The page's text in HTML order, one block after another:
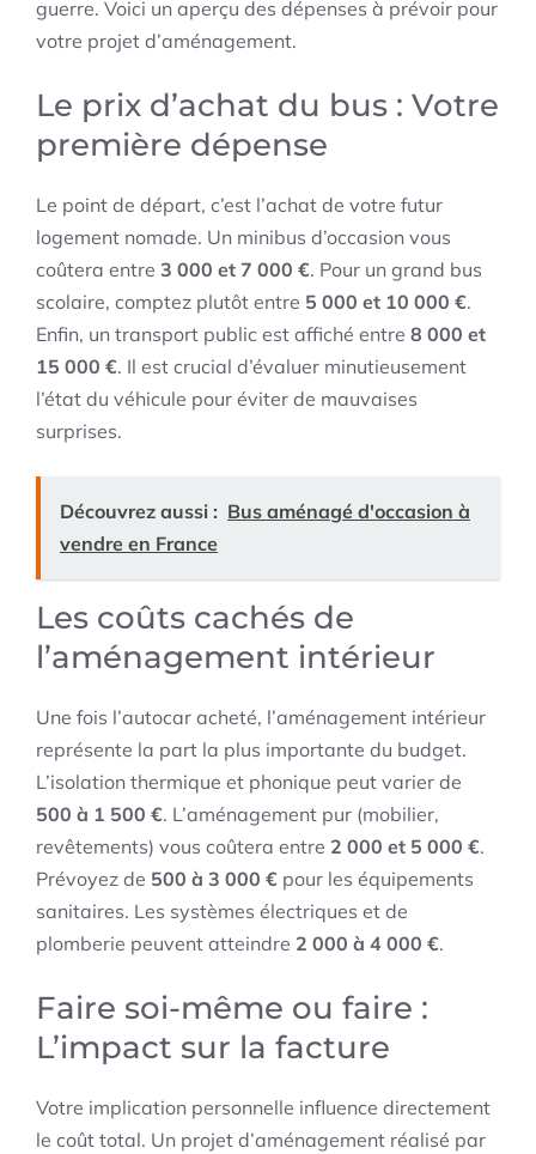
guerre. Voici un aperçu des dépenses à prévoir pour
votre projet d’aménagement.
Le prix d’achat du bus : Votre
première dépense
Le point de départ, c’est l’achat de votre futur
logement nomade. Un minibus d’occasion vous
coûtera entre 3 000 et 7 000 €. Pour un grand bus
scolaire, comptez plutôt entre 5 000 et 10 000 €.
Enfin, un transport public est affiché entre 8 000 et
15 000 €. Il est crucial d’évaluer minutieusement
l’état du véhicule pour éviter de mauvaises
surprises.
Découvrez aussi : Bus aménagé d'occasion à
vendre en France
Les coûts cachés de
l’aménagement intérieur
Une fois l’autocar acheté, l’aménagement intérieur
représente la part la plus importante du budget.
L’isolation thermique et phonique peut varier de
500 à 1 500 €. L’aménagement pur (mobilier,
revêtements) vous coûtera entre 2 000 et 5 000 €.
Prévoyez de 500 à 3 000 € pour les équipements
sanitaires. Les systèmes électriques et de
plomberie peuvent atteindre 2 000 à 4 000 €.
Faire soi-même ou faire :
L’impact sur la facture
Votre implication personnelle influence directement
le coût total. Un projet d’aménagement réalisé par